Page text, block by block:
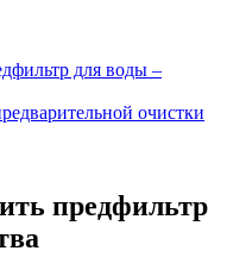
для воды –
очистки
предфильтр